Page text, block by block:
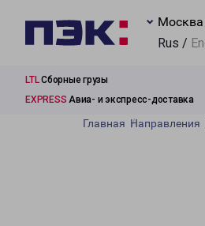
Москва
Rus /
LTLСборные грузы
EXPRESS Авиа- и экспресс-доставка
Главная Направления